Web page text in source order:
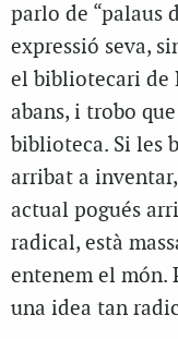
parlo de “palaus
expressió seva,
el bibliotecari de
abans, i trobo
biblioteca. Si les
arribat a
actual pogués
radical, està
entenem el món.
una idea tan